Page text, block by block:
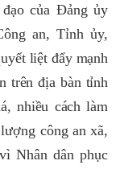
của Đảng ủy
an, Tỉnh ủy,
liệt đẩy mạnh
trên địa bàn tỉnh
nhiều cách làm
công an xã,
Nhân dân phục